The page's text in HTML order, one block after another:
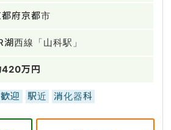
府京都市
湖西線「山科駅」
420万円
迎 駅近 消化器科